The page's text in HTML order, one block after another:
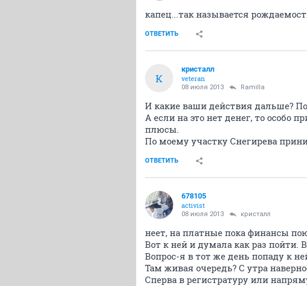
капец...так называется
ОТВЕТИТЬ
К
кристалл
veteran
08 июля 2013 Ramilla
И какие ваши действия дальше?
А если на это нет денег, то
плюсы.
По моему участку Снегирева
ОТВЕТИТЬ
678105
activist
08 июля 2013 кристалл
неет, на платные пока финансы
Вот к ней и думала как раз пойти.
Вопрос-я в тот же день попаду к
Там живая очередь? С утра
Сперва в регистратуру или